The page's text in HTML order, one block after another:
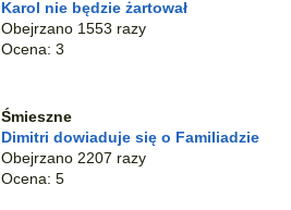
Karol nie będzie żartował
Obejrzano 1553 razy
Ocena: 3
Śmieszne
Dimitri dowiaduje się o Familiadzie
Obejrzano 2207 razy
Ocena: 5